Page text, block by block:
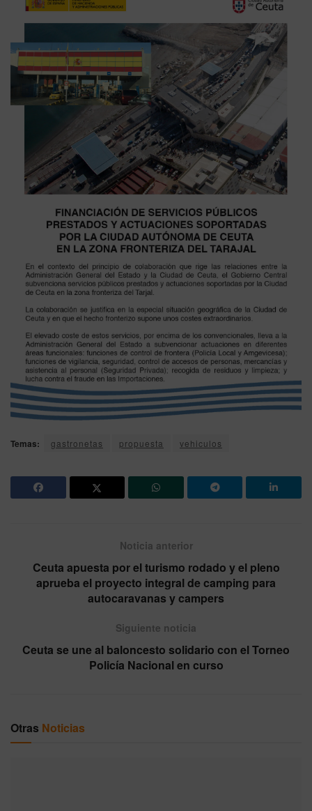
Temas: gastronetas propuesta vehiculos
Noticia anterior
Ceuta apuesta por el turismo rodado y el pleno
aprueba el proyecto integral de camping para
autocaravanas y campers
Siguiente noticia
Ceuta se une al baloncesto solidario con el Torneo
Policía Nacional en curso
Otras Noticias